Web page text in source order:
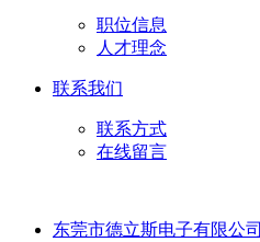
职位信息
人才理念
联系我们
联系方式
在线留言
东莞市德立斯电子有限公司